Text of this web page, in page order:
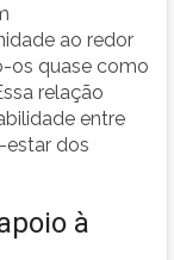
ao redor
os quase como
relação
entre
estar dos
à